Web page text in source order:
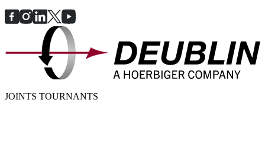
JOINTS TOURNANTS